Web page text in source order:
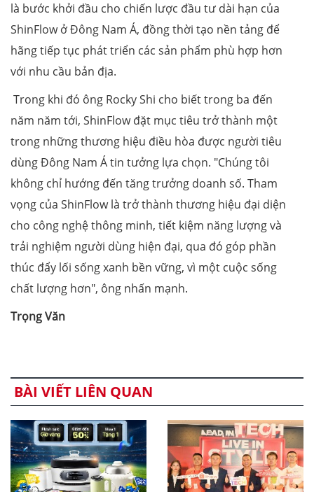
là bước khởi đầu cho chiến lược đầu tư dài hạn của
ShinFlow ở Đông Nam Á, đồng thời tạo nền tảng để
hãng tiếp tục phát triển các sản phẩm phù hợp hơn
với nhu cầu bản địa.
Trong khi đó ông Rocky Shi cho biết trong ba đến
năm năm tới, ShinFlow đặt mục tiêu trở thành một
trong những thương hiệu điều hòa được người tiêu
dùng Đông Nam Á tin tưởng lựa chọn. "Chúng tôi
không chỉ hướng đến tăng trưởng doanh số. Tham
vọng của ShinFlow là trở thành thương hiệu đại diện
cho công nghệ thông minh, tiết kiệm năng lượng và
trải nghiệm người dùng hiện đại, qua đó góp phần
thúc đẩy lối sống xanh bền vững, vì một cuộc sống
chất lượng hơn", ông nhấn mạnh.
Trọng Văn
BÀI VIẾT LIÊN QUAN